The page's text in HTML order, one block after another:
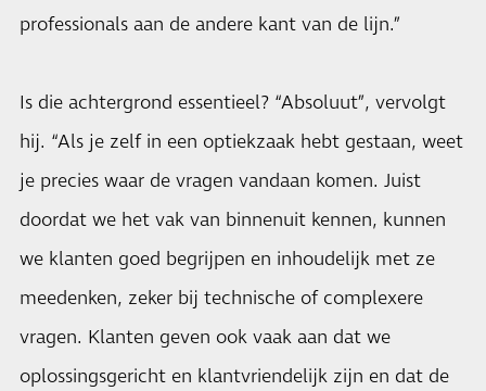
professionals aan de andere kant van de lijn.”
Is die achtergrond essentieel? “Absoluut”, vervolgt
hij. “Als je zelf in een optiekzaak hebt gestaan, weet
je precies waar de vragen vandaan komen. Juist
doordat we het vak van binnenuit kennen, kunnen
we klanten goed begrijpen en inhoudelijk met ze
meedenken, zeker bij technische of complexere
vragen. Klanten geven ook vaak aan dat we
oplossingsgericht en klantvriendelijk zijn en dat de